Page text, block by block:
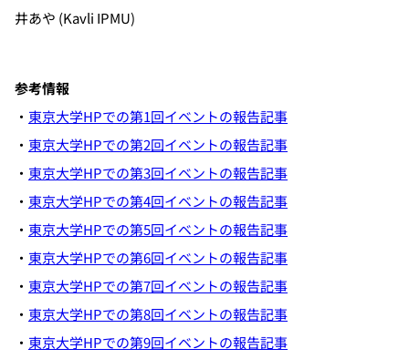
井あや (Kavli IPMU)
参考情報
・ 東京大学HPでの第1回イベントの報告記事
・ 東京大学HPでの第2回イベントの報告記事
・ 東京大学HPでの第3回イベントの報告記事
・ 東京大学HPでの第4回イベントの報告記事
・ 東京大学HPでの第5回イベントの報告記事
・ 東京大学HPでの第6回イベントの報告記事
・ 東京大学HPでの第7回イベントの報告記事
・ 東京大学HPでの第8回イベントの報告記事
・ 東京大学HPでの第9回イベントの報告記事